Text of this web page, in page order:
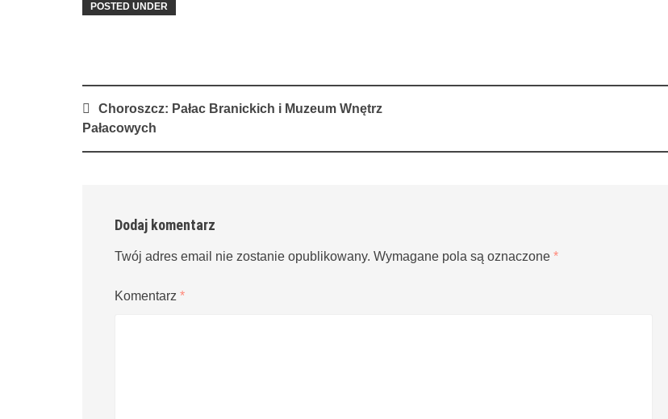
POSTED UNDER
Post
navigation
Choroszcz: Pałac Branickich i Muzeum Wnętrz
Pałacowych
Dodaj komentarz
Twój adres email nie zostanie opublikowany. Wymagane pola są oznaczone *
Komentarz *